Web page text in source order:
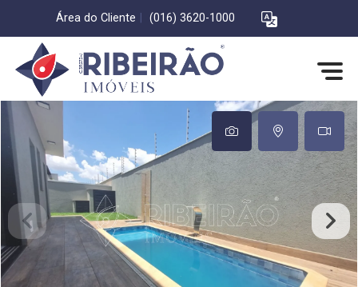
Área do Cliente (016) 3620-1000